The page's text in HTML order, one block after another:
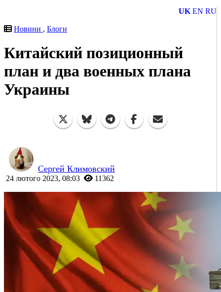
UK EN RU
Новини , Блоги
Китайский позиционный
план и два военных плана
Украины
Сергей Климовский
24 лютого 2023, 08:03 11362